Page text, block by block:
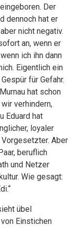
Der
dennoch hat er
nicht negativ.
an, wenn er
ich ihn dann
Eigentlich ein
für Gefahr.
hat schon
verhindern,
Eduard hat
loyaler
Aber
beruflich
und Netzer
Wie gesagt:
übel
Einstichen